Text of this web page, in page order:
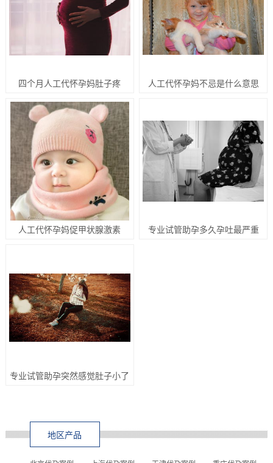
四个月人工代怀孕妈肚子疼 人工代怀孕妈不忌是什么意思
人工代怀孕妈促甲状腺激素 专业试管助孕多久孕吐最严重
专业试管助孕突然感觉肚子小了
地区产品